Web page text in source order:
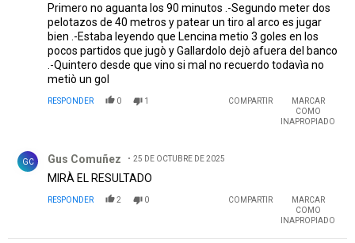
Primero no aguanta los 90 minutos .-Segundo meter dos
pelotazos de 40 metros y patear un tiro al arco es jugar
bien .-Estaba leyendo que Lencina metio 3 goles en los
pocos partidos que jugò y Gallardolo dejò afuera del banco
.-Quintero desde que vino si mal no recuerdo todavìa no
metiò un gol
RESPONDER 0 1 COMPARTIR
MARCAR
COMO
INAPROPIADO
GC Gus Comuñez 25 DE OCTUBRE DE 2025
MIRÀ EL RESULTADO
RESPONDER 2 0 COMPARTIR
MARCAR
COMO
INAPROPIADO